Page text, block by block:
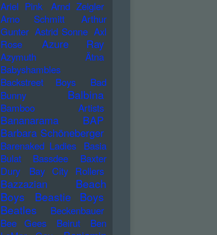
Ariel Pink
Arnd Zeigler
Arno Schmitt
Arthur
Gunter Astrid Sonne Axl
Rose
Azure Ray
Azymuth
Ätna
Babyshambles
Backstreet Boys
Bad
Bunny
Balbina
Bamboo Artists
Bananarama
BAP
Barbara Schöneberger
Barenaked Ladies
Basia
Bulat
Bassdee
Baxter
Dury
Bay City Rollers
Bazzazian
Beach
Boys
Beastie Boys
Beatles
Beckenbauer
Bee Gees
Beirut
Ben